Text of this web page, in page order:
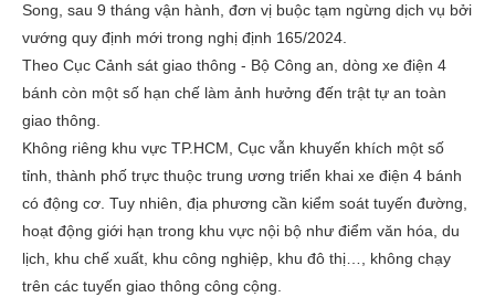
Song, sau 9 tháng vận hành, đơn vị buộc tạm ngừng dịch vụ bởi
vướng quy định mới trong nghị định 165/2024.
Theo Cục Cảnh sát giao thông - Bộ Công an, dòng xe điện 4
bánh còn một số hạn chế làm ảnh hưởng đến trật tự an toàn
giao thông.
Không riêng khu vực TP.HCM, Cục vẫn khuyến khích một số
tỉnh, thành phố trực thuộc trung ương triển khai xe điện 4 bánh
có động cơ. Tuy nhiên, địa phương cần kiểm soát tuyến đường,
hoạt động giới hạn trong khu vực nội bộ như điểm văn hóa, du
lịch, khu chế xuất, khu công nghiệp, khu đô thị…, không chạy
trên các tuyến giao thông công cộng.